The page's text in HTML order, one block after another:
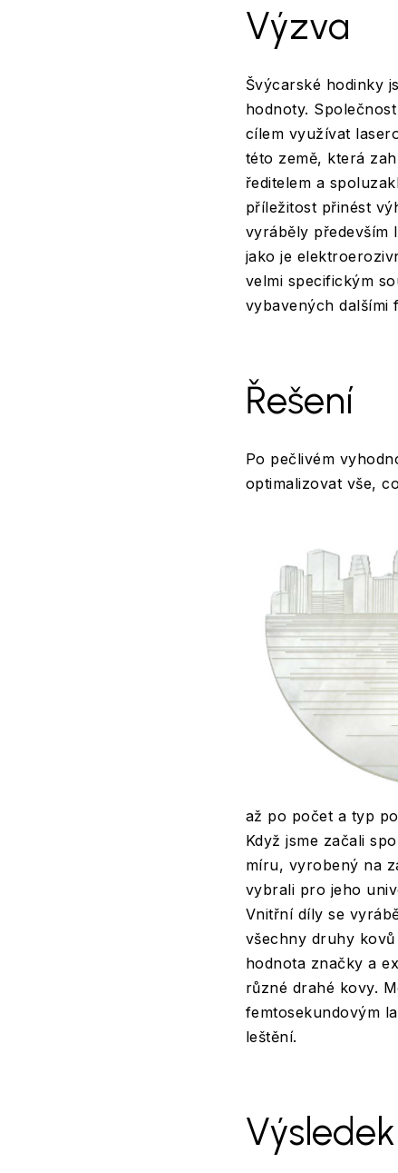
Výzva
Švýcarské hodinky
hodnoty.
cílem využívat
této země, která
ředitelem a
příležitost přinést
vyráběly především
jako je
velmi specifickým
vybavených dalšími
Řešení
Po pečlivém
optimalizovat vše,
až po počet a typ
Když jsme začali
míru, vyrobený na
vybrali pro jeho
Vnitřní díly se
všechny druhy
hodnota značky a
různé drahé kovy.
femtosekundovým
leštění.
Výsledek